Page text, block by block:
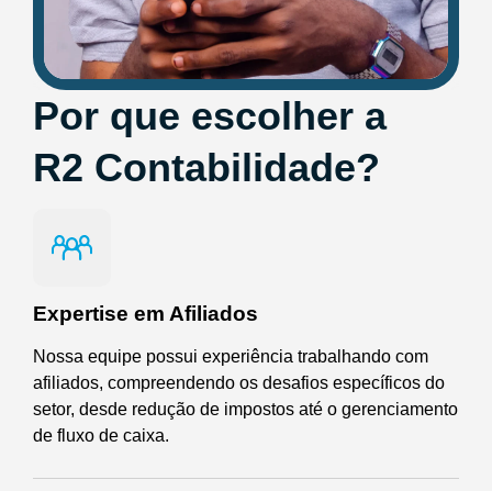
Por que escolher a
R2 Contabilidade?
Expertise em Afiliados
Nossa equipe possui experiência trabalhando com
afiliados, compreendendo os desafios específicos do
setor, desde redução de impostos até o gerenciamento
de fluxo de caixa.